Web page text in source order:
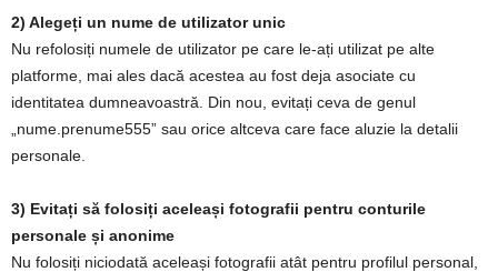
2) Alegeți un nume de utilizator unic
Nu refolosiți numele de utilizator pe care le-ați utilizat pe alte
platforme, mai ales dacă acestea au fost deja asociate cu
identitatea dumneavoastră. Din nou, evitați ceva de genul
„nume.prenume555” sau orice altceva care face aluzie la detalii
personale.
3) Evitați să folosiți aceleași fotografii pentru conturile
personale și anonime
Nu folosiți niciodată aceleași fotografii atât pentru profilul personal,